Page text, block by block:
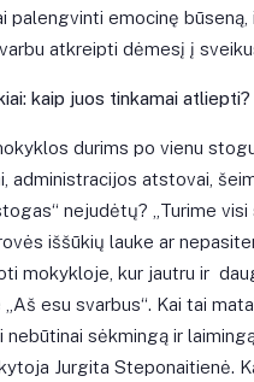
palengvinti emocinę
atkreipti dėmesį į
kaip juos tinkamai atliepti?
durims po vienu
administracijos atstovai,
nejudėtų? „Turime
iššūkių lauke ar
mokykloje, kur jautru ir
esu svarbus“. Kai tai
nebūtinai sėkmingą ir
Jurgita Steponaitienė.